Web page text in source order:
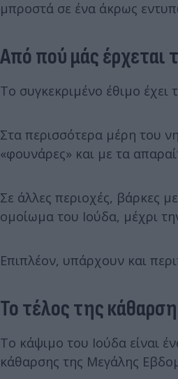
μπροστά σε ένα άκρως
Από πού μάς έρχεται
Το συγκεκριμένο έθιμο έχει
Στα περισσότερα μέρη του
«φουνάρες» και με τα
Σε άλλες περιοχές, βάρκες
ομοίωμα του Ιούδα, μέχρι
Επιπλέον, υπάρχουν και
Το τέλος της
Το κάψιμο του Ιούδα είναι
κάθαρσης της Μεγάλης